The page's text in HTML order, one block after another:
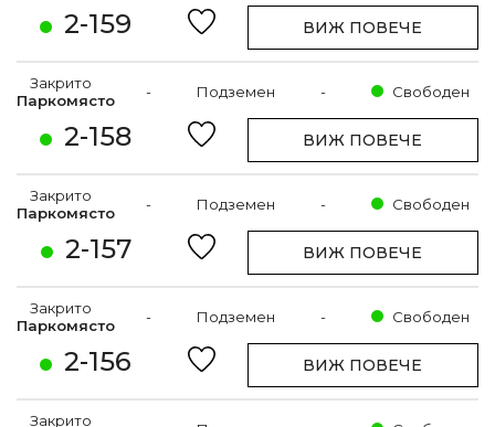
2-159 ВИЖ ПОВЕЧЕ
2-158
Закрито
Паркомясто
- Подземен - Свободен
ВИЖ ПОВЕЧЕ
2-157
Закрито
Паркомясто
- Подземен - Свободен
ВИЖ ПОВЕЧЕ
2-156
Закрито
Паркомясто
- Подземен - Свободен
ВИЖ ПОВЕЧЕ
Закрито